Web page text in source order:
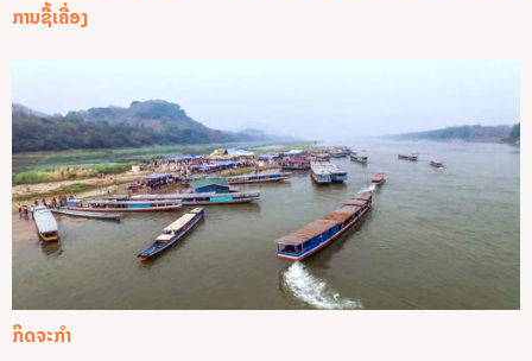
ການຊື້ເຄື່ອງ
ກິດຈະກໍາ